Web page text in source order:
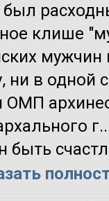
был
клише
ни в одной
быть